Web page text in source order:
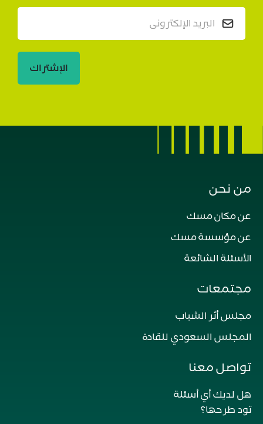
الإشتراك
من نحن
عن مكان مسك
عن مؤسسة مسك
الأسئلة الشائعة
مجتمعات
مجلس أثر الشباب
المجلس السعودي للقادة
تواصل معنا
هل لديك أي أسئلة
تود طرحها؟